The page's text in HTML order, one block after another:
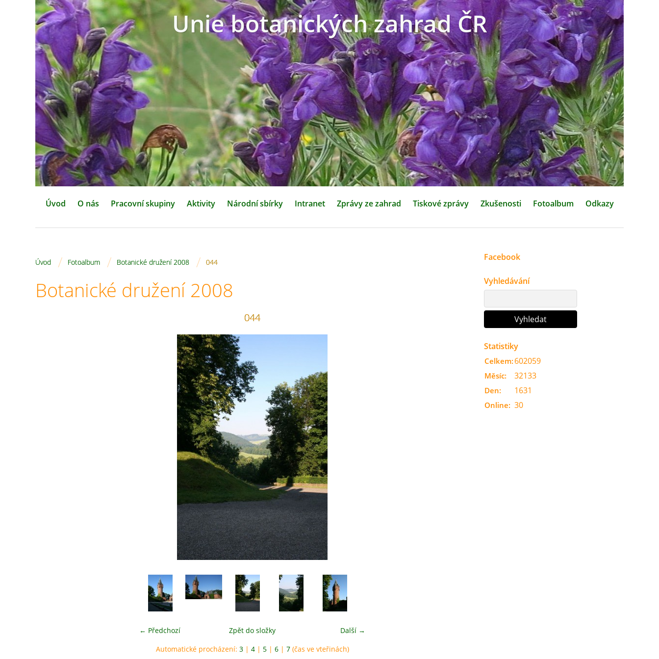
Unie botanických zahrad ČR
Úvod O nás Pracovní skupiny Aktivity Národní sbírky Intranet Zprávy ze zahrad Tiskové zprávy Zkušenosti Fotoalbum Odkazy
Úvod / Fotoalbum / Botanické družení 2008 / 044
Botanické družení 2008
044
← Předchozí Další →
Zpět do složky
Automatické procházení: 3| 4| 5| 6| 7(čas ve vteřinách)
Facebook
Vyhledávání
Statistiky
Online: 30
Celkem: 602059
Měsíc: 32133
Den: 1631